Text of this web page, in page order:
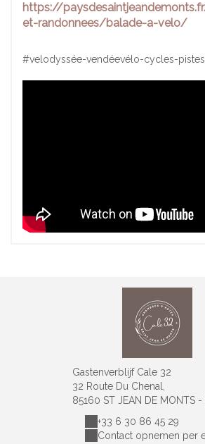
https://
et-randonnees/balade-a-velo/
#velodyssée-vendéevélo-cycles-
Gastenverblijf Cale 32
32 Route Du Chenal,
85160 ST JEAN DE MONTS -
+33 6 30 86 45 29
Contact opnemen per